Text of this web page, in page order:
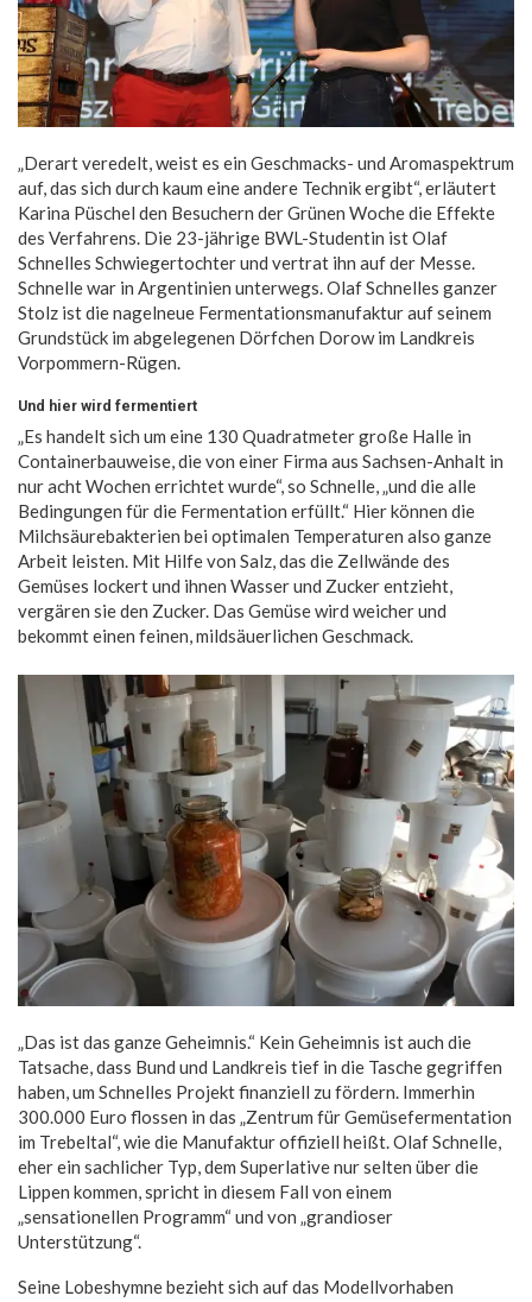
„Derart veredelt, weist es ein Geschmacks- und Aromaspektrum
auf, das sich durch kaum eine andere Technik ergibt“, erläutert
Karina Püschel den Besuchern der Grünen Woche die Effekte
des Verfahrens. Die 23-jährige BWL-Studentin ist Olaf
Schnelles Schwiegertochter und vertrat ihn auf der Messe.
Schnelle war in Argentinien unterwegs. Olaf Schnelles ganzer
Stolz ist die nagelneue Fermentationsmanufaktur auf seinem
Grundstück im abgelegenen Dörfchen Dorow im Landkreis
Vorpommern-Rügen.
Und hier wird fermentiert
„Es handelt sich um eine 130 Quadratmeter große Halle in
Containerbauweise, die von einer Firma aus Sachsen-Anhalt in
nur acht Wochen errichtet wurde“, so Schnelle, „und die alle
Bedingungen für die Fermentation erfüllt.“ Hier können die
Milchsäurebakterien bei optimalen Temperaturen also ganze
Arbeit leisten. Mit Hilfe von Salz, das die Zellwände des
Gemüses lockert und ihnen Wasser und Zucker entzieht,
vergären sie den Zucker. Das Gemüse wird weicher und
bekommt einen feinen, mildsäuerlichen Geschmack.
„Das ist das ganze Geheimnis.“ Kein Geheimnis ist auch die
Tatsache, dass Bund und Landkreis tief in die Tasche gegriffen
haben, um Schnelles Projekt finanziell zu fördern. Immerhin
300.000 Euro flossen in das „Zentrum für Gemüsefermentation
im Trebeltal“, wie die Manufaktur offiziell heißt. Olaf Schnelle,
eher ein sachlicher Typ, dem Superlative nur selten über die
Lippen kommen, spricht in diesem Fall von einem
„sensationellen Programm“ und von „grandioser
Unterstützung“.
Seine Lobeshymne bezieht sich auf das Modellvorhaben